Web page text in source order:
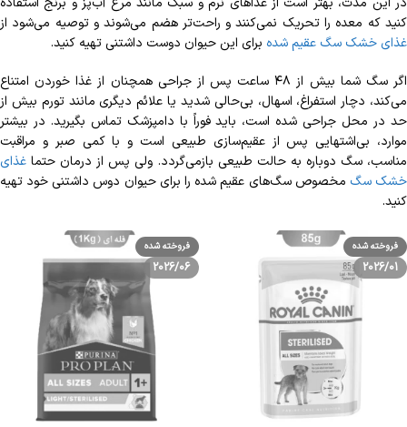
کنید که معده را تحریک نمی‌کنند و راحت‌تر هضم می‌شوند و توصیه می‌شود از
غذای خشک سگ عقیم شده برای این حیوان دوست داشتنی تهیه کنید.
اگر سگ شما بیش از ۴۸ ساعت پس از جراحی همچنان از غذا خوردن امتناع
می‌کند، دچار استفراغ، اسهال، بی‌حالی شدید یا علائم دیگری مانند تورم بیش از
حد در محل جراحی شده است، باید فوراً با دامپزشک تماس بگیرید. در بیشتر
موارد، بی‌اشتهایی پس از عقیم‌سازی طبیعی است و با کمی صبر و مراقبت
مناسب، سگ دوباره به حالت طبیعی بازمی‌گردد. ولی پس از درمان حتما غذای
خشک سگ مخصوص سگ‌های عقیم شده را برای حیوان دوس داشتنی خود تهیه
کنید.
فروخته شده
2026/01
فروخته شده
2026/06